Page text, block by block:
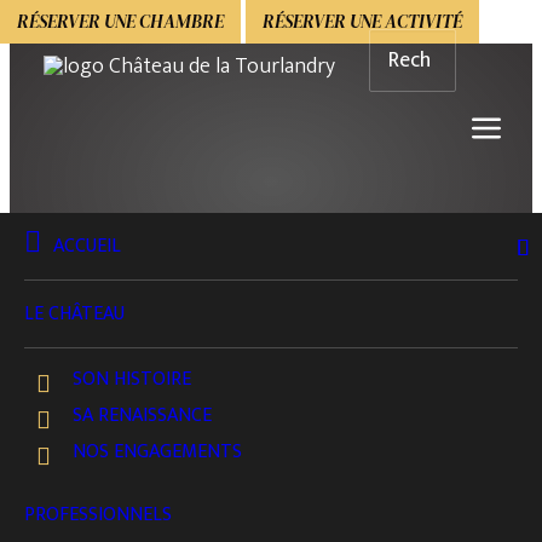
RÉSERVER UNE CHAMBRE RÉSERVER UNE ACTIVITÉ
ACCUEIL
LE CHÂTEAU
SON HISTOIRE
SA RENAISSANCE
NOS ENGAGEMENTS
PROFESSIONNELS
BOUTIQUE
Séance Bain Nordique
LES BAINS DE L'IMPÉRATRICE
VOIR LE DÉTAIL